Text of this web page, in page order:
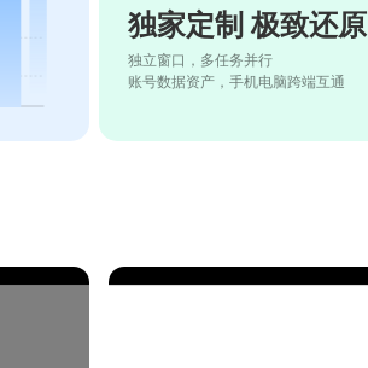
独家定制 极致还原
独立窗口，多任务并行
账号数据资产，手机电脑跨端互通